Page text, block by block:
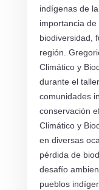
indígenas de
importancia
biodiversidad,
región.
Climático y
durante el
comunidades
conservación
Climático y
en diversas
pérdida de
desafío
pueblos